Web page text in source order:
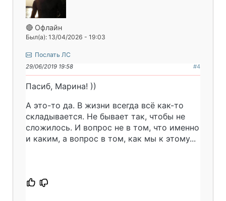
🔴 Офлайн
Был(а): 13/04/2026 - 19:03
Послать ЛС
29/06/2019 19:58 #4
Пасиб, Марина! ))
А это-то да. В жизни всегда всё как-то
складывается. Не бывает так, чтобы не
сложилось. И вопрос не в том, что именно
и каким, а вопрос в том, как мы к этому...